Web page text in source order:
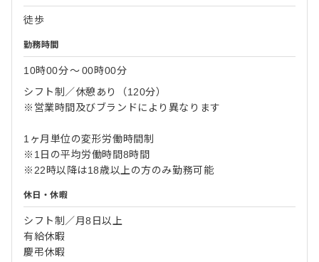
徒歩
勤務時間
10時00分〜00時00分
シフト制／休憩あり（120分）
※営業時間及びブランドにより異なります
1ヶ月単位の変形労働時間制
※1日の平均労働時間8時間
※22時以降は18歳以上の方のみ勤務可能
休日・休暇
シフト制／月8日以上
有給休暇
慶弔休暇